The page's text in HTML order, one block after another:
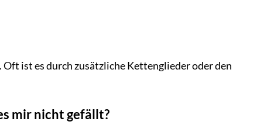
ist es durch zusätzliche Kettenglieder oder den
mir nicht gefällt?